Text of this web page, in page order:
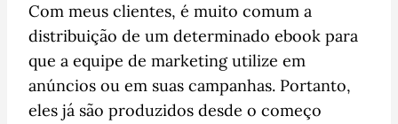
Com meus clientes, é muito comum a
distribuição de um determinado ebook para
que a equipe de marketing utilize em
anúncios ou em suas campanhas. Portanto,
eles já são produzidos desde o começo